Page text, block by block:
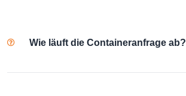
Wie läuft die Containeranfrage ab?